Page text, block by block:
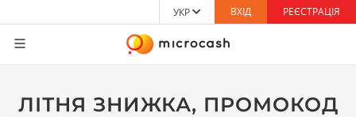
УКР ВХІД РЕЄСТРАЦІЯ
ЛІТНЯ ЗНИЖКА, ПРОМОКОД